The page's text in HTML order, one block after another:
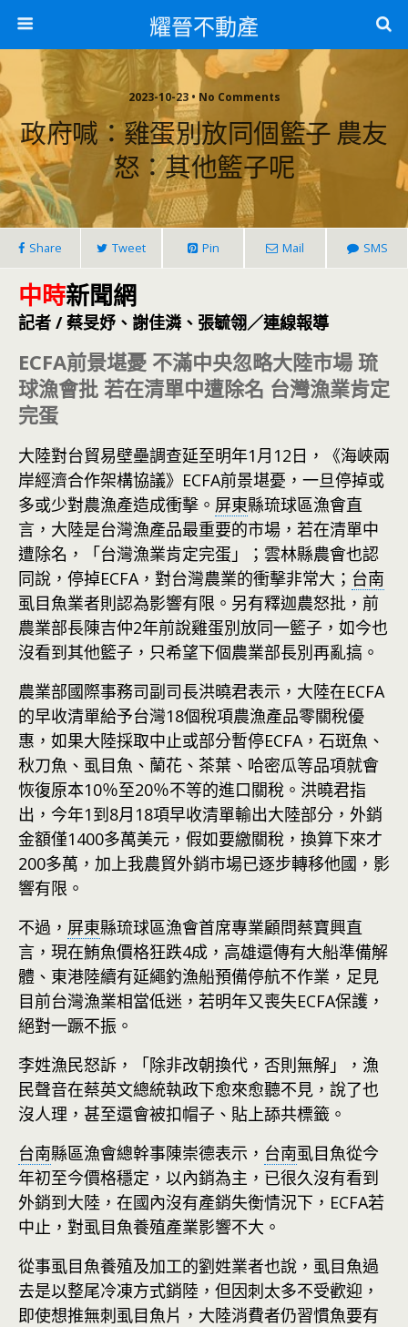
耀晉不動產
2023-10-23 • No Comments
政府喊：雞蛋別放同個籃子 農友
怒：其他籃子呢
Share Tweet Pin Mail SMS
中時新聞網
記者 / 蔡旻妤、謝佳潾、張毓翎／連線報導
ECFA前景堪憂 不滿中央忽略大陸市場 琉
球漁會批 若在清單中遭除名 台灣漁業肯定
完蛋
大陸對台貿易壁壘調查延至明年1月12日，《海峽兩
岸經濟合作架構協議》ECFA前景堪憂，一旦停掉或
多或少對農漁產造成衝擊。 屏東縣琉球區漁會直
言，大陸是台灣漁產品最重要的市場，若在清單中
遭除名，「台灣漁業肯定完蛋」；雲林縣農會也認
同說，停掉ECFA，對台灣農業的衝擊非常大； 台南
虱目魚業者則認為影響有限。另有釋迦農怒批，前
農業部長陳吉仲2年前說雞蛋別放同一籃子，如今也
沒看到其他籃子，只希望下個農業部長別再亂搞。
農業部國際事務司副司長洪曉君表示，大陸在ECFA
的早收清單給予台灣18個稅項農漁產品零關稅優
惠，如果大陸採取中止或部分暫停ECFA，石斑魚、
秋刀魚、虱目魚、蘭花、茶葉、哈密瓜等品項就會
恢復原本10％至20％不等的進口關稅。洪曉君指
出，今年1到8月18項早收清單輸出大陸部分，外銷
金額僅1400多萬美元，假如要繳關稅，換算下來才
200多萬，加上我農貿外銷市場已逐步轉移他國，影
響有限。
不過， 屏東縣琉球區漁會首席專業顧問蔡寶興直
言，現在鮪魚價格狂跌4成，高雄還傳有大船準備解
體、東港陸續有延繩釣漁船預備停航不作業，足見
目前台灣漁業相當低迷，若明年又喪失ECFA保護，
絕對一蹶不振。
李姓漁民怒訴，「除非改朝換代，否則無解」，漁
民聲音在蔡英文總統執政下愈來愈聽不見，說了也
沒人理，甚至還會被扣帽子、貼上舔共標籤。
台南縣區漁會總幹事陳崇德表示， 台南虱目魚從今
年初至今價格穩定，以內銷為主，已很久沒有看到
外銷到大陸，在國內沒有產銷失衡情況下，ECFA若
中止，對虱目魚養殖產業影響不大。
從事虱目魚養殖及加工的劉姓業者也說，虱目魚過
去是以整尾冷凍方式銷陸，但因刺太多不受歡迎，
即使想推無刺虱目魚片，大陸消費者仍習慣魚要有